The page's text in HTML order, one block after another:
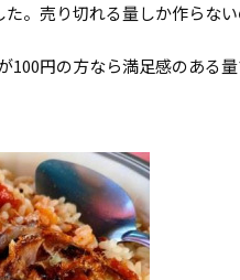
。売り切れる量しか作らな
100円の方なら満足感のある